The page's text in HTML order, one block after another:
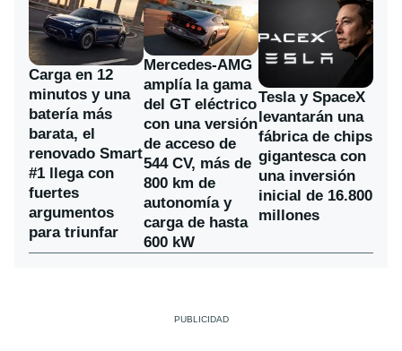
Carga en 12
minutos y una
batería más
barata, el
renovado Smart
#1 llega con
fuertes
argumentos
para triunfar
Mercedes-AMG
amplía la gama
del GT eléctrico
con una versión
de acceso de
544 CV, más de
800 km de
autonomía y
carga de hasta
600 kW
Tesla y SpaceX
levantarán una
fábrica de chips
gigantesca con
una inversión
inicial de 16.800
millones